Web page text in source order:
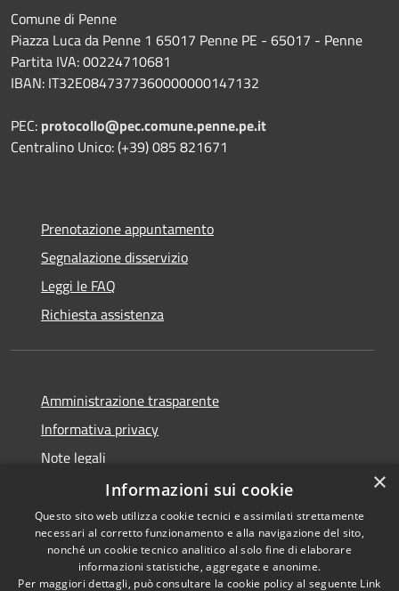
Comune di Penne
Piazza Luca da Penne 1 65017 Penne PE - 65017 - Penne
Partita IVA: 00224710681
IBAN: IT32E0847377360000000147132
PEC: protocollo@pec.comune.penne.pe.it
Centralino Unico: (+39) 085 821671
Prenotazione appuntamento
Segnalazione disservizio
Leggi le FAQ
Richiesta assistenza
Amministrazione trasparente
Informativa privacy
Note legali
Dichiarazione di accessibilità
RSS
Copyright © 2026 • Comune di
×
Informazioni sui cookie
Questo sito web utilizza cookie tecnici e assimilati strettamente
necessari al corretto funzionamento e alla navigazione del sito,
nonché un cookie tecnico analitico al solo fine di elaborare
informazioni statistiche, aggregate e anonime.
Per maggiori dettagli, può consultare la cookie policy al seguente Link